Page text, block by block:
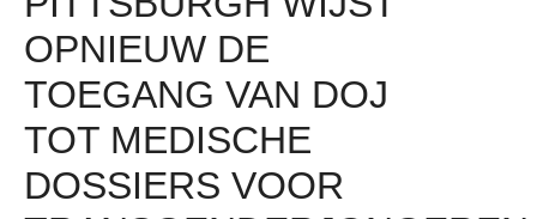
OPNIEUW DE
TOEGANG VAN DOJ
TOT MEDISCHE
DOSSIERS VOOR